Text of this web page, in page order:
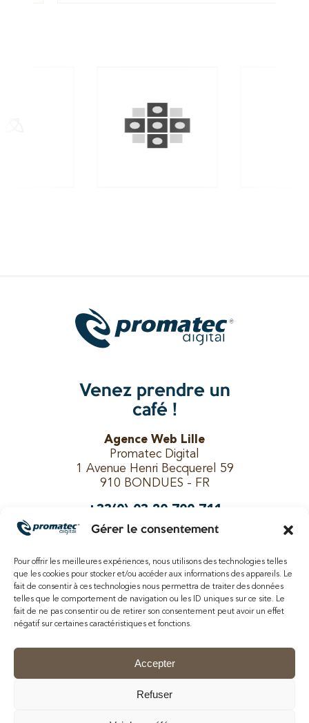
Gérer le consentement
Pour offrir les meilleures expériences, nous utilisons des technologies telles
que les cookies pour stocker et/ou accéder aux informations des appareils. Le
fait de consentir à ces technologies nous permettra de traiter des données
telles que le comportement de navigation ou les ID uniques sur ce site. Le
fait de ne pas consentir ou de retirer son consentement peut avoir un effet
négatif sur certaines caractéristiques et fonctions.
Accepter
Refuser
Venez prendre un
café !
Agence Web Lille
Promatec Digital
1 Avenue Henri Becquerel 59
910 BONDUES - FR
+33(0) 03 20 700 711
Suivez-nous !
Recherches fréquentes